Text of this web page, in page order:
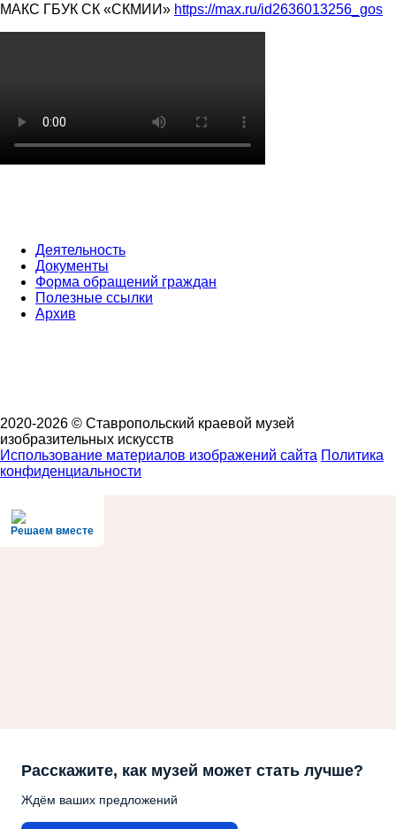
МАКС ГБУК СК «СКМИИ» https://max.ru/id2636013256_gos
Деятельность
Документы
Форма обращений граждан
Полезные ссылки
Архив
2020-2026 © Ставропольский краевой музей
изобразительных искусств
Использование материалов изображений сайта Политика
конфиденциальности
Решаем вместе
Расскажите, как музей может стать лучше?
Ждём ваших предложений